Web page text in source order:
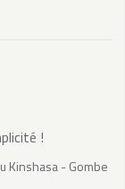
!
Kinshasa - Gombe